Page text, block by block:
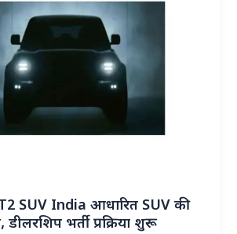
SUV India आधारित SUV की
भर्ती प्रक्रिया शुरू